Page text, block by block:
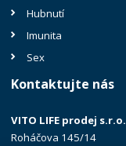
Hubnutí
Imunita
Sex
Kontaktujte nás
VITO LIFE prodej s.r.o.
Roháčova 145/14